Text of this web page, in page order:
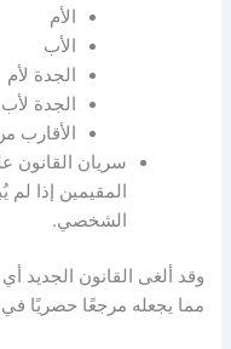
الأم
الأب
الجدة لأم
الجدة لأب
الأقارب
سريان القانون
المقيمين إذا لم
الشخصي.
وقد ألغى القانون الجديد
مما يجعله مرجعًا حصريًا في